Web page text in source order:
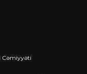
Cəmiyyəti